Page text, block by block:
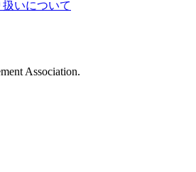
いについて
Association.